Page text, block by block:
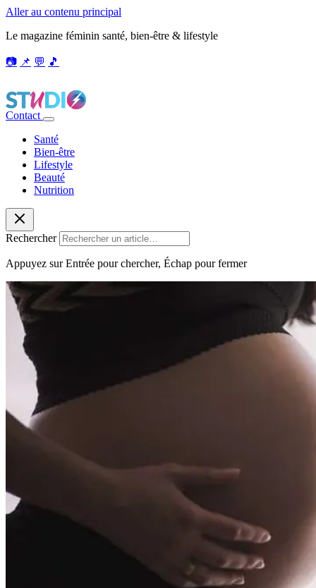
Aller au contenu principal
Le magazine féminin santé, bien-être & lifestyle
📷 📌 💬 🎵
Contact
Santé
Bien-être
Lifestyle
Beauté
Nutrition
Rechercher
Appuyez sur Entrée pour chercher, Échap pour fermer